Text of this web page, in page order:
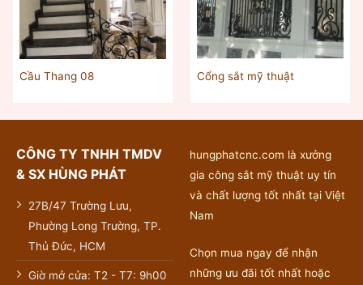
Cầu Thang 08 Cổng sắt mỹ thuật
CÔNG TY TNHH TMDV
& SX HÙNG PHÁT
27B/47 Trường Lưu,
Phường Long Trường, TP.
Thủ Đức, HCM
Giờ mở cửa: T2 - T7: 9h00
hungphatcnc.com là xưởng
gia công sắt mỹ thuật uy tín
và chất lượng tốt nhất tại Việt
Nam
Chọn mua ngay để nhận
những ưu đãi tốt nhất hoặc